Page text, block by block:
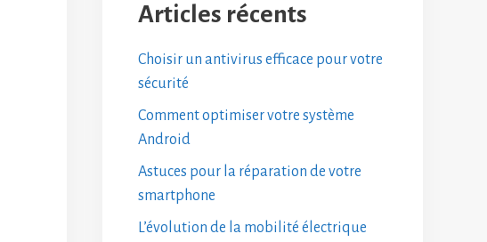
Articles récents
Choisir un antivirus efficace pour votre
sécurité
Comment optimiser votre système
Android
Astuces pour la réparation de votre
smartphone
L’évolution de la mobilité électrique